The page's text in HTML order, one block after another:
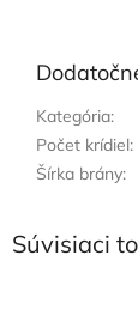
Kategória:
Počet krídiel:
Šírka brány:
Súvisiaci